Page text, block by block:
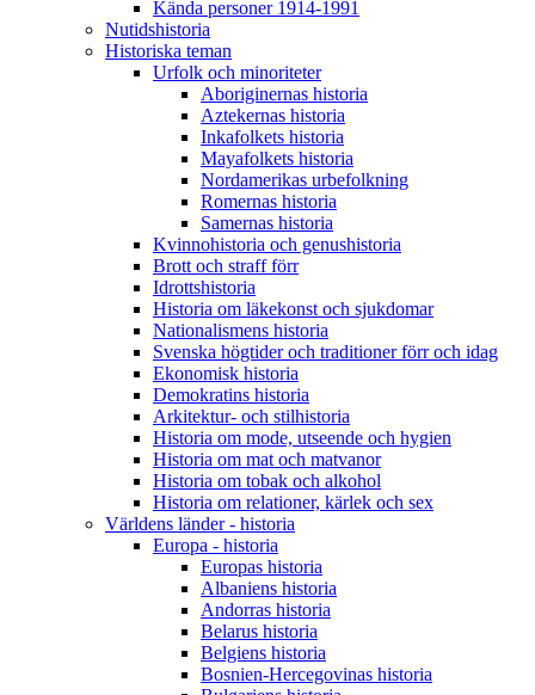
Kända personer 1914-1991
Nutidshistoria
Historiska teman
Urfolk och minoriteter
Aboriginernas historia
Aztekernas historia
Inkafolkets historia
Mayafolkets historia
Nordamerikas urbefolkning
Romernas historia
Samernas historia
Kvinnohistoria och genushistoria
Brott och straff förr
Idrottshistoria
Historia om läkekonst och sjukdomar
Nationalismens historia
Svenska högtider och traditioner förr och idag
Ekonomisk historia
Demokratins historia
Arkitektur- och stilhistoria
Historia om mode, utseende och hygien
Historia om mat och matvanor
Historia om tobak och alkohol
Historia om relationer, kärlek och sex
Världens länder - historia
Europa - historia
Europas historia
Albaniens historia
Andorras historia
Belarus historia
Belgiens historia
Bosnien-Hercegovinas historia